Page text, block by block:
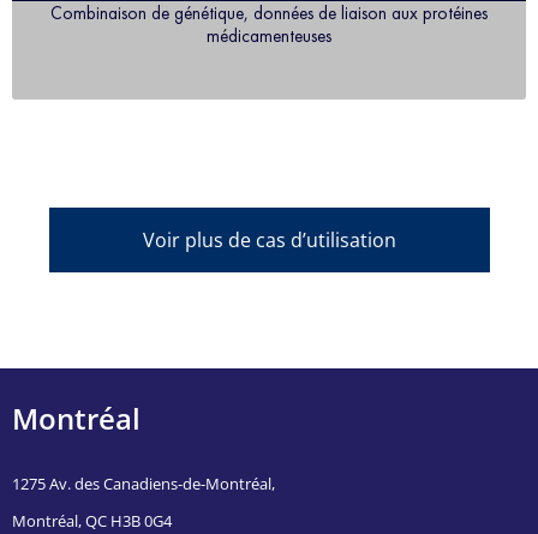
Combinaison de génétique, données de liaison aux protéines
médicamenteuses
Voir plus de cas d’utilisation
Montréal
1275 Av. des Canadiens-de-Montréal,
Montréal, QC H3B 0G4